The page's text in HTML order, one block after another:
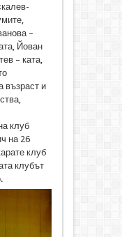
–
Йован
– ката,
възраст и
клуб
на 26
клуб
клубът